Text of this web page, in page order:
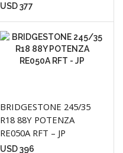
USD377
BRIDGESTONE 245/35
R18 88Y POTENZA
RE050A RFT – JP
USD396